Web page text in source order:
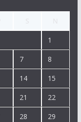
1
7 8
14 15
21 22
28 29